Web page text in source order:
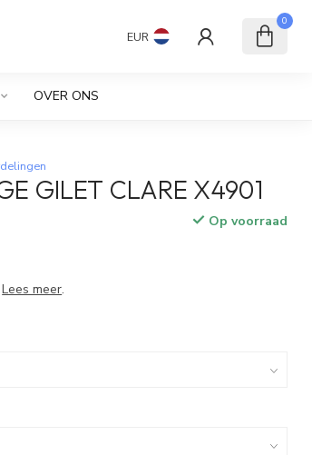
EUR
0
OVER ONS
GILET CLARE X4901
Op voorraad
Lees meer.